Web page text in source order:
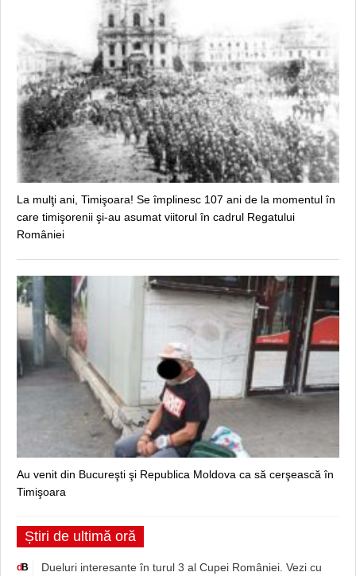
La mulţi ani, Timişoara! Se împlinesc 107 ani de la momentul în
care timişorenii şi-au asumat viitorul în cadrul Regatului
României
Au venit din Bucureşti şi Republica Moldova ca să cerşească în
Timişoara
Știri de ultimă oră
d B
Dueluri interesante în turul 3 al Cupei României. Vezi cu